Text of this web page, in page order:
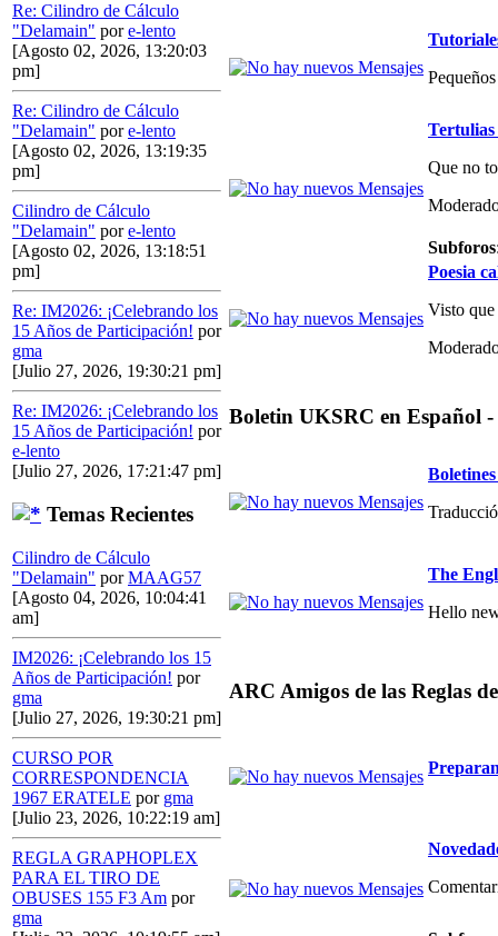
Re: Cilindro de Cálculo
"Delamain" pore-lento
[Agosto 02, 2026, 13:20:03
pm]
Re: Cilindro de Cálculo
"Delamain" pore-lento
[Agosto 02, 2026, 13:19:35
pm]
Cilindro de Cálculo
"Delamain" pore-lento
[Agosto 02, 2026, 13:18:51
pm]
Re: IM2026: ¡Celebrando los
15 Años de Participación! por
gma
[Julio 27, 2026, 19:30:21 pm]
Re: IM2026: ¡Celebrando los
15 Años de Participación! por
e-lento
[Julio 27, 2026, 17:21:47 pm]
Temas Recientes
Cilindro de Cálculo
"Delamain" porMAAG57
[Agosto 04, 2026, 10:04:41
am]
IM2026: ¡Celebrando los 15
Años de Participación! por
gma
[Julio 27, 2026, 19:30:21 pm]
CURSO POR
CORRESPONDENCIA
1967 ERATELE por gma
[Julio 23, 2026, 10:22:19 am]
REGLA GRAPHOPLEX
PARA EL TIRO DE
OBUSES 155 F3 Am por
gma
Que no
Subforos
Poesia
Visto que
Boletin UKSRC en Español
The
Hello
ARC Amigos de las Reglas